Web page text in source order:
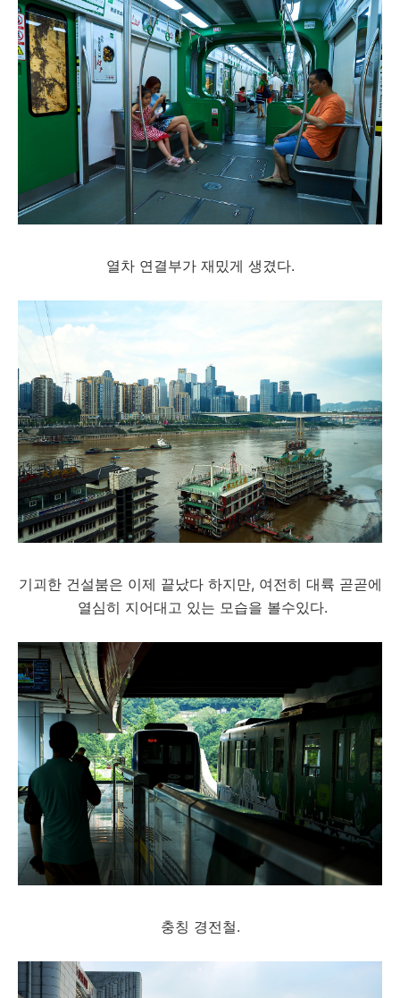
열차 연결부가 재밌게 생겼다.
기괴한 건설붐은 이제 끝났다 하지만, 여전히 대륙 곧곧에
열심히 지어대고 있는 모습을 볼수있다.
충칭 경전철.